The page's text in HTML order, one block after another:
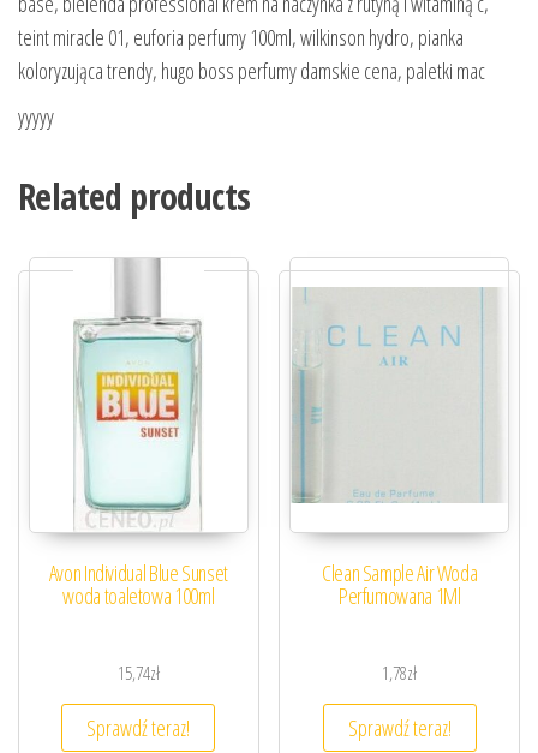
teint miracle 01, euforia perfumy 100ml, wilkinson hydro, pianka
koloryzująca trendy, hugo boss perfumy damskie cena, paletki mac
yyyyy
Related products
Avon Individual Blue Sunset
woda toaletowa 100ml
15,74zł
Sprawdź teraz!
Clean Sample Air Woda
Perfumowana 1Ml
1,78zł
Sprawdź teraz!